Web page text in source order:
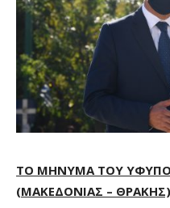
ΤΟ ΜΗΝΥΜΑ ΤΟΥ
(ΜΑΚΕΔΟΝΙΑΣ –